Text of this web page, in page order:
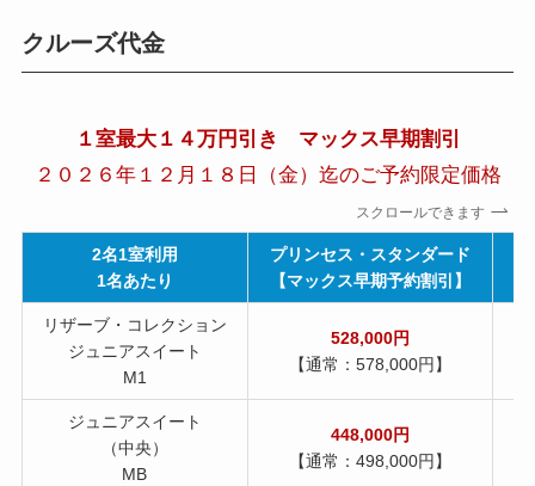
クルーズ代金
１室最大１４万円引き マックス早期割引
２０２６年１２月１８日（金）迄のご予約限定価格
スクロールできます
2名1室利用
1名あたり
プリンセス・スタンダード
【マックス早期予約割引】
リザーブ・コレクション
ジュニアスイート
M1
528,000円
【通常：578,000円】
ジュニアスイート
（中央）
MB
448,000円
【通常：498,000円】